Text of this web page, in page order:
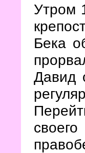
Утром
Бека
Давид